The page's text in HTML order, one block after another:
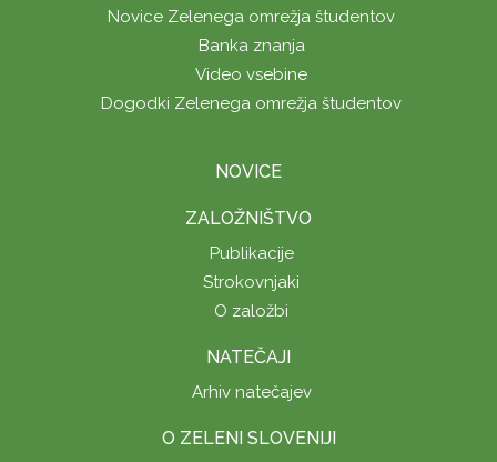
Novice Zelenega omrežja študentov
Banka znanja
Video vsebine
Dogodki Zelenega omrežja študentov
NOVICE
ZALOŽNIŠTVO
Publikacije
Strokovnjaki
O založbi
NATEČAJI
Arhiv natečajev
O ZELENI SLOVENIJI